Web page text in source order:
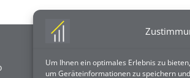
Um Ihnen ein optimales Erlebnis zu
um Geräteinformationen zu speichern
+49 (0) 5261 920 22 12